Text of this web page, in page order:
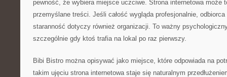
pewność, że wybiera miejsce uczciwe. Strona internetowa może
przemyślane treści. Jeśli całość wygląda profesjonalnie, odbiorca
staranność dotyczy również organizacji. To ważny
szczególnie gdy ktoś trafia na lokal po raz pierwszy.
Bibi Bistro można opisywać jako miejsce, które odpowiada na
takim ujęciu strona internetowa staje się naturalnym